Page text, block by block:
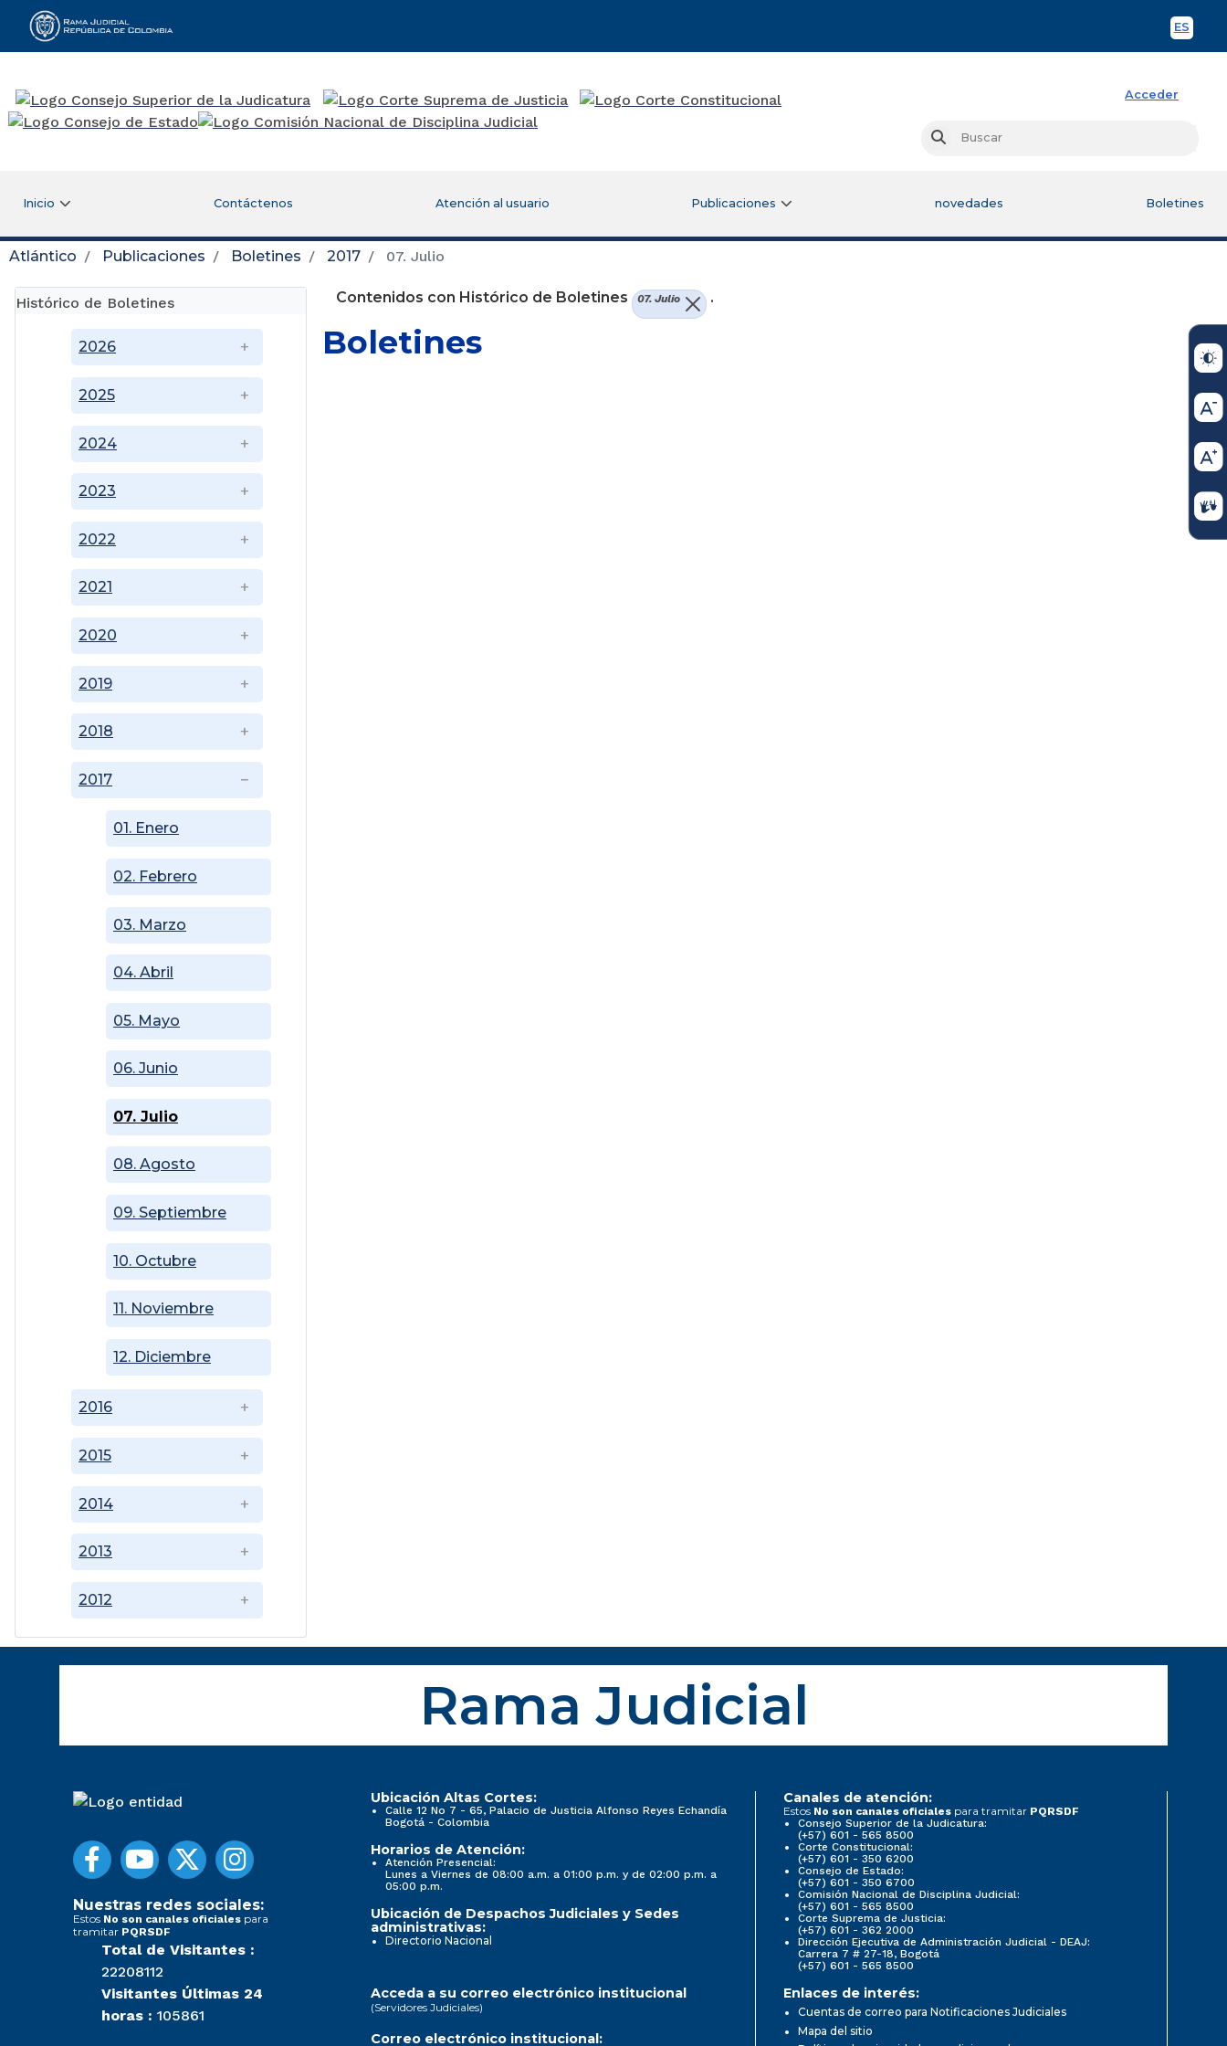
ES
Rama Judicial
Acceder
Buscar
Inicio Contáctenos Atención al usuario Publicaciones novedades Boletines
Atlántico Publicaciones Boletines 2017 07. Julio
Histórico de Boletines
2012
2013
2014
2015
2016
2017
01. Enero
02. Febrero
03. Marzo
04. Abril
05. Mayo
06. Junio
07. Julio
08. Agosto
09. Septiembre
10. Octubre
11. Noviembre
12. Diciembre
2018
2019
2020
2021
2022
2023
2024
2025
2026
Contenidos con Histórico de Boletines 07. Julio .
Boletines
Rama Judicial
Nuestras redes sociales:
Estos No son canales oficiales para
tramitar PQRSDF
Total de Visitantes :
22208112
Visitantes Últimas 24
horas : 105861
Ubicación Altas Cortes:
Calle 12 No 7 - 65, Palacio de Justicia Alfonso Reyes Echandía
Bogotá - Colombia
Horarios de Atención:
Atención Presencial:
Lunes a Viernes de 08:00 a.m. a 01:00 p.m. y de 02:00 p.m. a
05:00 p.m.
Ubicación de Despachos Judiciales y Sedes
administrativas:
Directorio Nacional
Canales de atención:
Estos No son canales oficiales para tramitar PQRSDF
Consejo Superior de la Judicatura:
(+57) 601 - 565 8500
Corte Constitucional:
(+57) 601 - 350 6200
Consejo de Estado:
(+57) 601 - 350 6700
Comisión Nacional de Disciplina Judicial:
(+57) 601 - 565 8500
Corte Suprema de Justicia:
(+57) 601 - 362 2000
Dirección Ejecutiva de Administración Judicial - DEAJ:
Carrera 7 # 27-18, Bogotá
(+57) 601 - 565 8500
Acceda a su correo electrónico institucional
(Servidores Judiciales)
Correo electrónico institucional:
Enlaces de interés:
Cuentas de correo para Notificaciones Judiciales
Mapa del sitio